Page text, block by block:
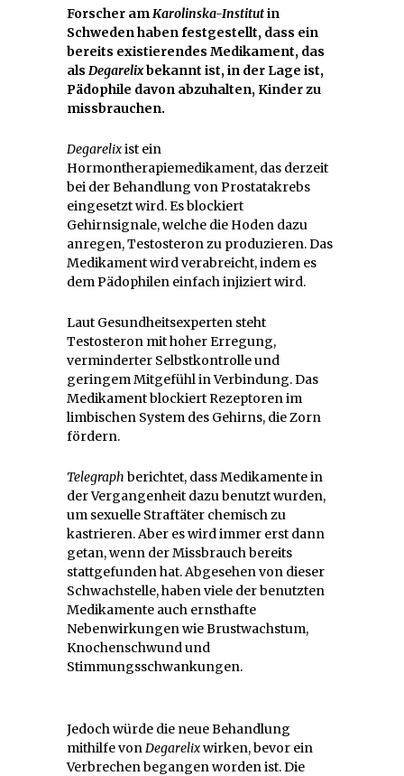
Forscher amKarolinska-Institutin
Schweden haben festgestellt, dass ein
bereits existierendes Medikament, das
als Degarelixbekannt ist, in der Lage ist,
Pädophile davon abzuhalten, Kinder zu
missbrauchen.
Degarelixist ein
Hormontherapiemedikament, das derzeit
bei der Behandlung von Prostatakrebs
eingesetzt wird. Es blockiert
Gehirnsignale, welche die Hoden dazu
anregen, Testosteron zu produzieren. Das
Medikament wird verabreicht, indem es
dem Pädophilen einfach injiziert wird.
Laut Gesundheitsexperten steht
Testosteron mit hoher Erregung,
verminderter Selbstkontrolle und
geringem Mitgefühl in Verbindung. Das
Medikament blockiert Rezeptoren im
limbischen System des Gehirns, die Zorn
fördern.
Telegraph berichtet, dass Medikamente in
der Vergangenheit dazu benutzt wurden,
um sexuelle Straftäter chemisch zu
kastrieren. Aber es wird immer erst dann
getan, wenn der Missbrauch bereits
stattgefunden hat. Abgesehen von dieser
Schwachstelle, haben viele der benutzten
Medikamente auch ernsthafte
Nebenwirkungen wie Brustwachstum,
Knochenschwund und
Stimmungsschwankungen.
Jedoch würde die neue Behandlung
mithilfe vonDegarelixwirken, bevor ein
Verbrechen begangen worden ist. Die